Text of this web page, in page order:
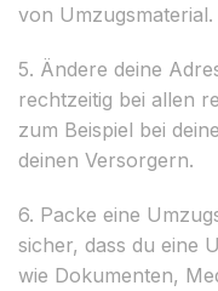
von Umzugsmaterial.
5. Ändere deine
rechtzeitig bei allen
zum Beispiel bei
deinen Versorgern.
6. Packe eine
sicher, dass du eine
wie Dokumenten,